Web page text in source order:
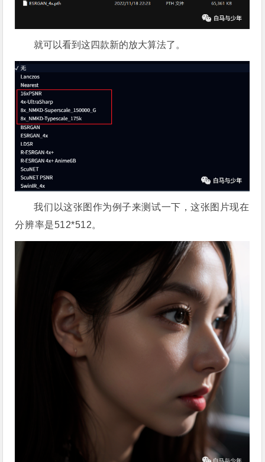
就可以看到这四款新的放大算法了。
我们以这张图作为例子来测试一下，这张图片现在
分辨率是512*512。